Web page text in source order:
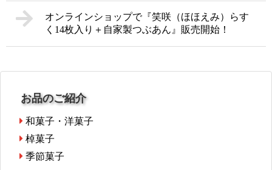
オンラインショップで『笑咲（ほほえみ）らす
く14枚入り＋自家製つぶあん』販売開始！
お品のご紹介
和菓子・洋菓子
棹菓子
季節菓子